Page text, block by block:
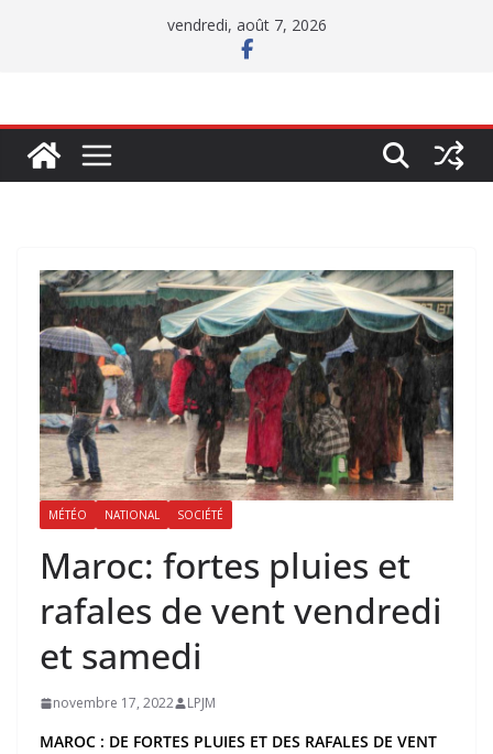
vendredi, août 7, 2026
MÉTÉO NATIONAL SOCIÉTÉ
Maroc: fortes pluies et
rafales de vent vendredi
et samedi
novembre 17, 2022 LPJM
MAROC : DE FORTES PLUIES ET DES RAFALES DE VENT